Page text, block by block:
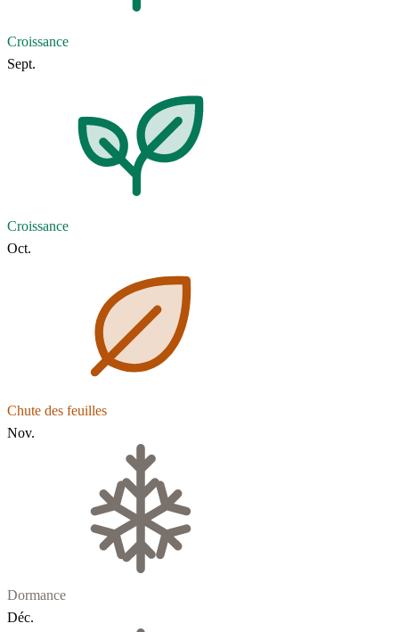
Croissance
Sept.
Croissance
Oct.
Chute des feuilles
Nov.
Dormance
Déc.